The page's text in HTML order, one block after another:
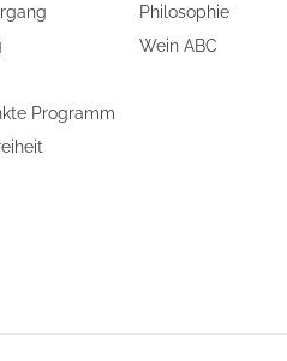
Programm
Philosophie
Wein ABC